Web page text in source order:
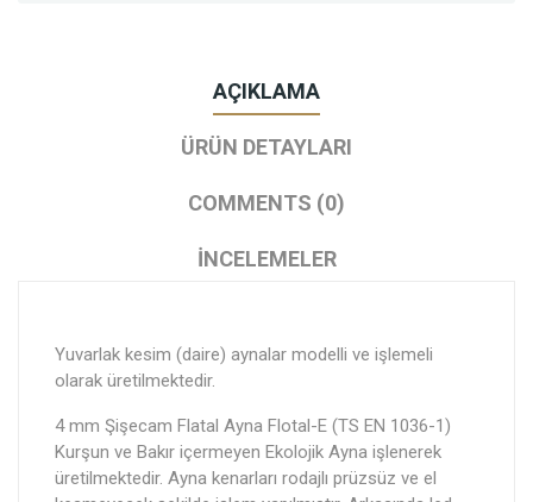
AÇIKLAMA
ÜRÜN DETAYLARI
COMMENTS (0)
İNCELEMELER
Yuvarlak kesim (daire) aynalar modelli ve işlemeli
olarak üretilmektedir.
4 mm Şişecam Flatal Ayna Flotal-E (TS EN 1036-1)
Kurşun ve Bakır içermeyen Ekolojik Ayna işlenerek
üretilmektedir. Ayna kenarları rodajlı prüzsüz ve el